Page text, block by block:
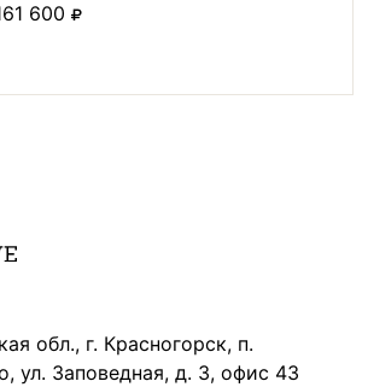
600
обл., г. Красногорск, п.
ул. Заповедная, д. 3, офис 43